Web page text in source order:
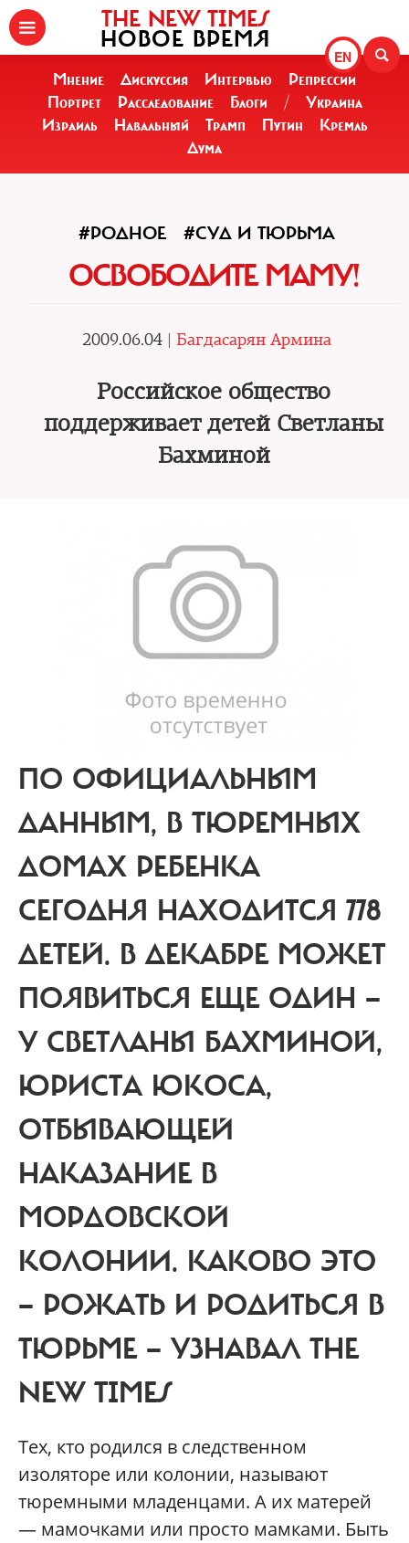
EN
THE NEW TIMES
НОВОЕ ВРЕМЯ
Мнение Дискуссия Интервью
Репрессии
Портрет
Расследование Блоги /
Украина
Израиль
Навальный Трамп Путин
Кремль
Дума
#РОДНОЕ #СУД И ТЮРЬМА
ОСВОБОДИТЕ МАМУ!
2009.06.04 | Багдасарян Армина
Российское общество
поддерживает детей Светланы
Бахминой
ПО ОФИЦИАЛЬНЫМ
ДАННЫМ, В ТЮРЕМНЫХ
ДОМАХ РЕБЕНКА
СЕГОДНЯ НАХОДИТСЯ 778
ДЕТЕЙ. В ДЕКАБРЕ МОЖЕТ
ПОЯВИТЬСЯ ЕЩЕ ОДИН —
У СВЕТЛАНЫ БАХМИНОЙ,
ЮРИСТА ЮКОСА,
ОТБЫВАЮЩЕЙ
НАКАЗАНИЕ В
МОРДОВСКОЙ
КОЛОНИИ. КАКОВО ЭТО
— РОЖАТЬ И РОДИТЬСЯ В
ТЮРЬМЕ — УЗНАВАЛ THE
NEW TIMES
Тех, кто родился в следственном
изоляторе или колонии, называют
тюремными младенцами. А их матерей
— мамочками или просто мамками. Быть